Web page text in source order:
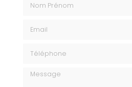
Message